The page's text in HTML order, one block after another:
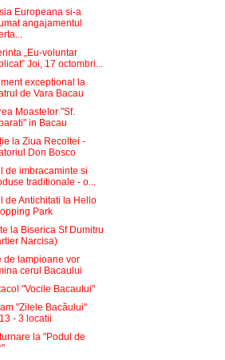
Europeana si-a
angajamentul
„Eu-voluntar
Joi, 17 octombri...
exceptional la
de Vara Bacau
Moastelor "Sf.
in Bacau
la Ziua Recoltei -
Don Bosco
de imbracaminte si
traditionale - o...
de Antichitati la Hello
Park
la Biserica Sf Dumitru
Narcisa)
de lampioane vor
cerul Bacaului
"Vocile Bacaului"
"Zilele Bacăului"
- 3 locatii
la "Podul de